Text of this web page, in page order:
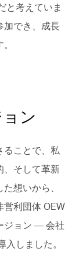
と考えていま
加でき、成長
ン
ることで、私
、そして革新
想いから、
利団体 OEW
ジョン ― 会社
しました。